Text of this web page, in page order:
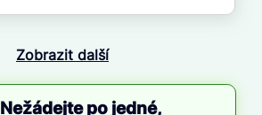
Zobrazit další
Nežádejte po jedné,